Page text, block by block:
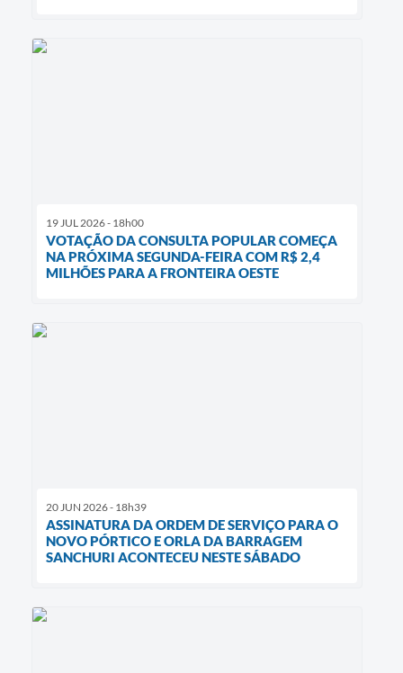
19 JUL 2026 - 18h00
VOTAÇÃO DA CONSULTA POPULAR COMEÇA
NA PRÓXIMA SEGUNDA-FEIRA COM R$ 2,4
MILHÕES PARA A FRONTEIRA OESTE
20 JUN 2026 - 18h39
ASSINATURA DA ORDEM DE SERVIÇO PARA O
NOVO PÓRTICO E ORLA DA BARRAGEM
SANCHURI ACONTECEU NESTE SÁBADO